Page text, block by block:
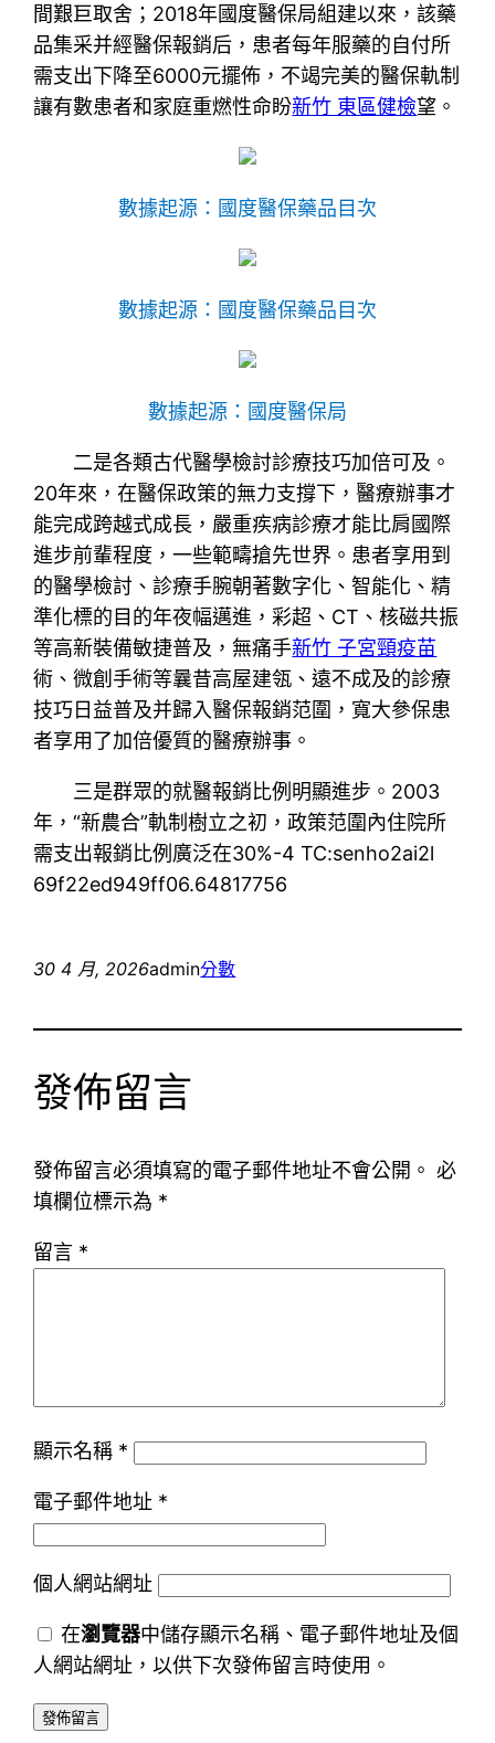
間艱巨取舍；2018年國度醫保局組建以來，該藥
品集采并經醫保報銷后，患者每年服藥的自付所
需支出下降至6000元擺佈，不竭完美的醫保軌制
讓有數患者和家庭重燃性命盼新竹 東區健檢望。
數據起源：國度醫保藥品目次
數據起源：國度醫保藥品目次
數據起源：國度醫保局
二是各類古代醫學檢討診療技巧加倍可及。
20年來，在醫保政策的無力支撐下，醫療辦事才
能完成跨越式成長，嚴重疾病診療才能比肩國際
進步前輩程度，一些範疇搶先世界。患者享用到
的醫學檢討、診療手腕朝著數字化、智能化、精
準化標的目的年夜幅邁進，彩超、CT、核磁共振
等高新裝備敏捷普及，無痛手新竹 子宮頸疫苗
術、微創手術等曩昔高屋建瓴、遠不成及的診療
技巧日益普及并歸入醫保報銷范圍，寬大參保患
者享用了加倍優質的醫療辦事。
三是群眾的就醫報銷比例明顯進步。2003
年，“新農合”軌制樹立之初，政策范圍內住院所
需支出報銷比例廣泛在30%-4 TC:senho2ai2l
69f22ed949ff06.64817756
30 4 月, 2026admin分數
發佈留言
發佈留言必須填寫的電子郵件地址不會公開。 必
填欄位標示為 *
留言 *
顯示名稱 *
電子郵件地址 *
個人網站網址
在瀏覽器中儲存顯示名稱、電子郵件地址及個
人網站網址，以供下次發佈留言時使用。